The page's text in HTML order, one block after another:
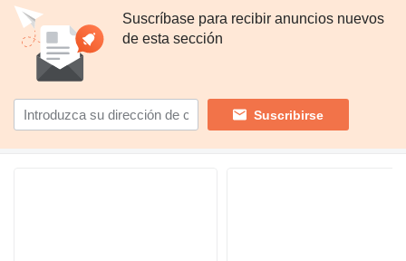
Suscríbase para recibir anuncios nuevos
de esta sección
Suscribirse